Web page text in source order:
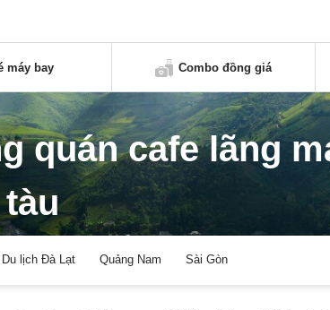
máy bay Combo đồng giá
quán cafe lãng
Du lịch Đà Lạt Quảng Nam Sài Gòn